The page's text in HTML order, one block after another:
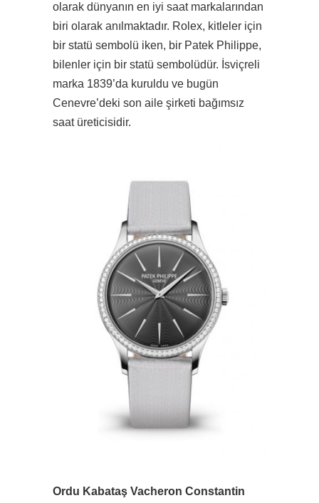
olarak dünyanın en iyi saat markalarından
biri olarak anılmaktadır. Rolex, kitleler için
bir statü sembolü iken, bir Patek Philippe,
bilenler için bir statü sembolüdür. İsviçreli
marka 1839’da kuruldu ve bugün
Cenevre’deki son aile şirketi bağımsız
saat üreticisidir.
Ordu Kabataş Vacheron Constantin